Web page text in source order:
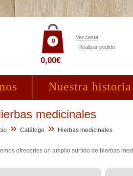
0,00€
0
Ver cesta
Realizar pedido
Nuestra historia
medicinales
»Catálogo » Hierbas medicinales
ofrecerles un amplio surtido de hierbas